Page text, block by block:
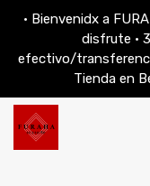
• Bienvenidx a
disfrute •
efectivo/
Tienda en